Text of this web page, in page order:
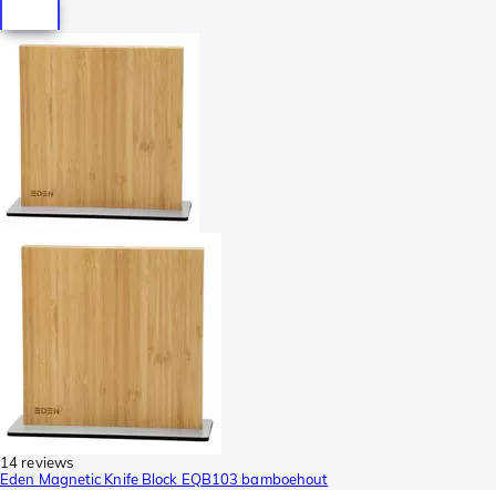
14 reviews
Eden Magnetic Knife Block EQB103 bamboehout